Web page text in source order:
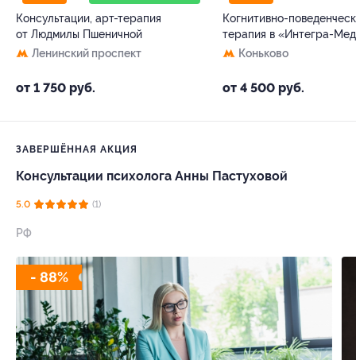
Консультации, арт-терапия
от Людмилы Пшеничной
Ленинский проспект
от 1 750 руб.
Когнитивно-
терапия в «Интегра-
Коньково
от 4 500 руб.
ЗАВЕРШЁННАЯ АКЦИЯ
Консультации психолога Анны Пастуховой
5.0 (1)
РФ
- 88%